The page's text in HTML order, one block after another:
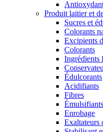
Produit laitier et
Sucres et
Colorants
Excipients
Colorants
Ingrédients
Édulcorants
Acidifiants
Fibres
Émulsifiants
Enrobage
Exaltateurs